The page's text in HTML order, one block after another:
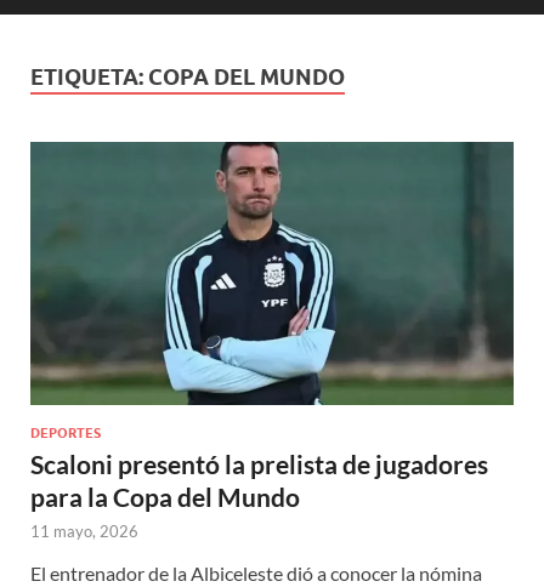
ETIQUETA: COPA DEL MUNDO
DEPORTES
Scaloni presentó la prelista de jugadores
para la Copa del Mundo
11 mayo, 2026
El entrenador de la Albiceleste dió a conocer la nómina